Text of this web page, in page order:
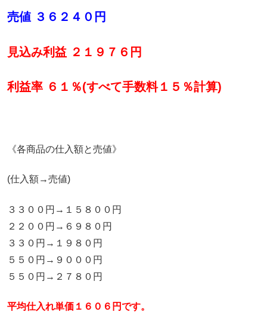
売値 ３６２４０円
見込み利益 ２１９７６円
利益率 ６１％(すべて手数料１５％計算)
《各商品の仕入額と売値》
(仕入額→売値)
３３００円→１５８００円
２２００円→６９８０円
３３０円→１９８０円
５５０円→９０００円
５５０円→２７８０円
平均仕入れ単価１６０６円です。